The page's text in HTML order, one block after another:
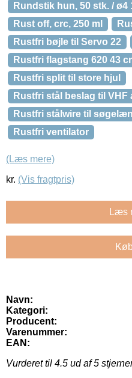
Rundstik hun, 50 stk. / ø4
Rust off, crc, 250 ml
Rustfri bøjle til Servo 22
Rustfri flagstang 620 43
Rustfri split til store hjul
Rustfri stål beslag til VHF
Rustfri stålwire til
Rustfri ventilator
(Læs mere)
kr. (Vis fragtpris)
Læs
Navn:
Kategori:
Producent:
Varenummer:
EAN:
Vurderet til 4.5 ud af 5